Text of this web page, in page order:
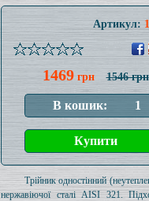
Артикул:
1469грн 1546 грн
Трійник одностінний
нержавіючої сталі AISI 321.